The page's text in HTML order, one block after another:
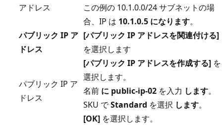
アドレス
この例の 10.1.0.0/24 サブネットの場
合、IP は 10.1.0.5 になります。
パブリック IP ア
ドレス
[パブリック IP アドレスを関連付ける]
を選択します
パブリック IP ア
ドレス
[パブリック IP アドレスを作成する] を
選択します。
名前 に public-ip-02 を入力 します。
SKU でStandard を選択 します。
[OK] を選択します。